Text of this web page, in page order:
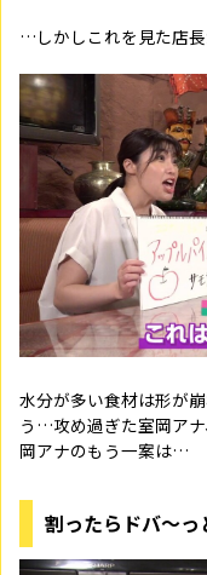
…しかしこれを見た店
水分が多い食材は形が
う…攻め過ぎた室岡ア
岡アナのもう一案は…
割ったらドバ～っ